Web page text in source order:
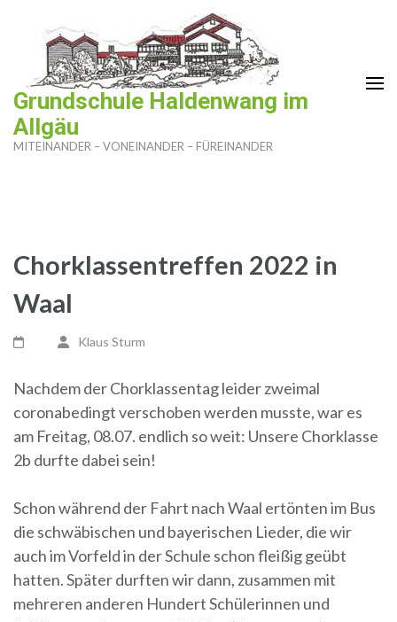
springen
(Enter
drücken)
Grundschule Haldenwang im
Allgäu
MITEINANDER – VONEINANDER – FÜREINANDER
Chorklassentreffen 2022 in
Waal
Klaus Sturm
Nachdem der Chorklassentag leider zweimal
coronabedingt verschoben werden musste, war es
am Freitag, 08.07. endlich so weit: Unsere Chorklasse
2b durfte dabei sein!
Schon während der Fahrt nach Waal ertönten im Bus
die schwäbischen und bayerischen Lieder, die wir
auch im Vorfeld in der Schule schon fleißig geübt
hatten. Später durften wir dann, zusammen mit
mehreren anderen Hundert Schülerinnen und